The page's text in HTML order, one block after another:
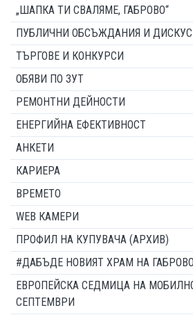
„ШАПКА ТИ СВАЛЯМЕ, ГАБРОВО“
ПУБЛИЧНИ ОБСЪЖДАНИЯ И
ТЪРГОВЕ И КОНКУРСИ
ОБЯВИ ПО ЗУТ
РЕМОНТНИ ДЕЙНОСТИ
ЕНЕРГИЙНА ЕФЕКТИВНОСТ
АНКЕТИ
КАРИЕРА
ВРЕМЕТО
WEB КАМЕРИ
ПРОФИЛ НА КУПУВАЧА (АРХИВ)
#ДАБЪДЕ НОВИЯТ ХРАМ НА
ЕВРОПЕЙСКА СЕДМИЦА НА
СЕПТЕМВРИ